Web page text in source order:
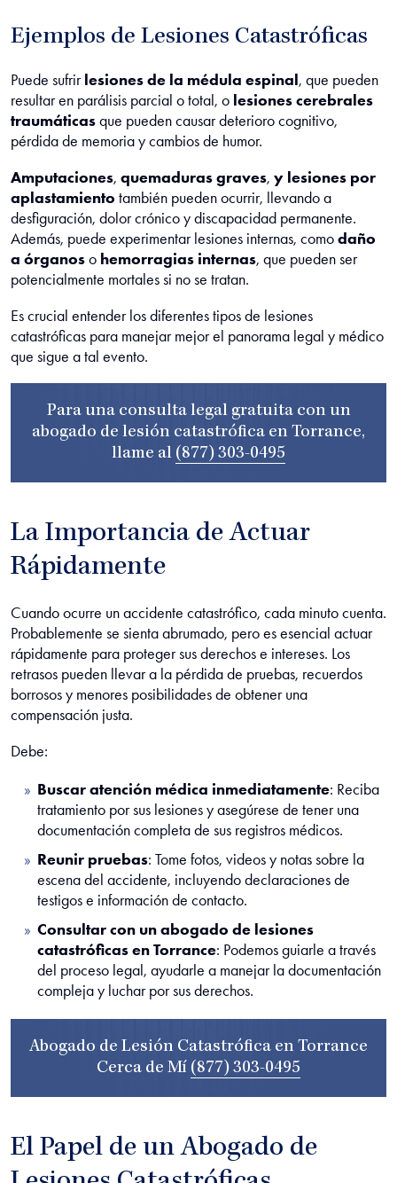
Ejemplos de Lesiones Catastróficas
Puede sufrirlesiones de la médula espinal, que pueden
resultar en parálisis parcial o total, o lesiones cerebrales
traumáticasque pueden causar deterioro cognitivo,
pérdida de memoria y cambios de humor.
Amputaciones, quemaduras graves, y lesiones por
aplastamiento también pueden ocurrir, llevando a
desfiguración, dolor crónico y discapacidad permanente.
Además, puede experimentar lesiones internas, comodaño
a órganoso hemorragias internas, que pueden ser
potencialmente mortales si no se tratan.
Es crucial entender los diferentes tipos de lesiones
catastróficas para manejar mejor el panorama legal y médico
que sigue a tal evento.
Para una consulta legal gratuita con un
abogado de lesión catastrófica en Torrance,
llame al (877) 303-0495
La Importancia de Actuar
Rápidamente
Cuando ocurre un accidente catastrófico, cada minuto cuenta.
Probablemente se sienta abrumado, pero es esencial actuar
rápidamente para proteger sus derechos e intereses. Los
retrasos pueden llevar a la pérdida de pruebas, recuerdos
borrosos y menores posibilidades de obtener una
compensación justa.
Debe:
Buscar atención médica inmediatamente: Reciba
tratamiento por sus lesiones y asegúrese de tener una
documentación completa de sus registros médicos.
Reunir pruebas: Tome fotos, videos y notas sobre la
escena del accidente, incluyendo declaraciones de
testigos e información de contacto.
Consultar con un abogado de lesiones
catastróficas en Torrance: Podemos guiarle a través
del proceso legal, ayudarle a manejar la documentación
compleja y luchar por sus derechos.
Abogado de Lesión Catastrófica en Torrance
Cerca de Mí (877) 303-0495
El Papel de un Abogado de